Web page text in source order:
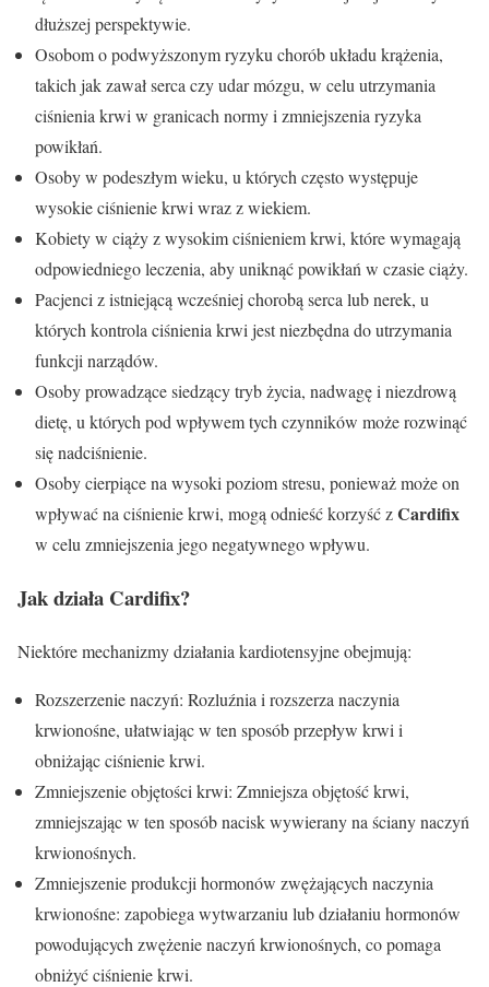
dłuższej perspektywie.
Osobom o podwyższonym ryzyku chorób układu krążenia,
takich jak zawał serca czy udar mózgu, w celu utrzymania
ciśnienia krwi w granicach normy i zmniejszenia ryzyka
powikłań.
Osoby w podeszłym wieku, u których często występuje
wysokie ciśnienie krwi wraz z wiekiem.
Kobiety w ciąży z wysokim ciśnieniem krwi, które wymagają
odpowiedniego leczenia, aby uniknąć powikłań w czasie ciąży.
Pacjenci z istniejącą wcześniej chorobą serca lub nerek, u
których kontrola ciśnienia krwi jest niezbędna do utrzymania
funkcji narządów.
Osoby prowadzące siedzący tryb życia, nadwagę i niezdrową
dietę, u których pod wpływem tych czynników może rozwinąć
się nadciśnienie.
Osoby cierpiące na wysoki poziom stresu, ponieważ może on
wpływać na ciśnienie krwi, mogą odnieść korzyść zCardifix
w celu zmniejszenia jego negatywnego wpływu.
Jak działa Cardifix?
Niektóre mechanizmy działania kardiotensyjne obejmują:
Rozszerzenie naczyń: Rozluźnia i rozszerza naczynia
krwionośne, ułatwiając w ten sposób przepływ krwi i
obniżając ciśnienie krwi.
Zmniejszenie objętości krwi: Zmniejsza objętość krwi,
zmniejszając w ten sposób nacisk wywierany na ściany naczyń
krwionośnych.
Zmniejszenie produkcji hormonów zwężających naczynia
krwionośne: zapobiega wytwarzaniu lub działaniu hormonów
powodujących zwężenie naczyń krwionośnych, co pomaga
obniżyć ciśnienie krwi.